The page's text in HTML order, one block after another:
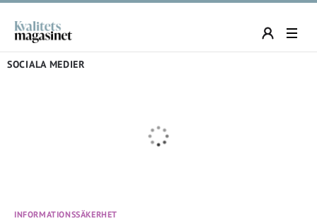
SOCIALA MEDIER
INFORMATIONSSÄKERHET